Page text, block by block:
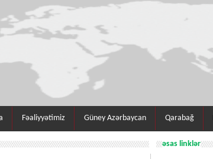
Fəaliyyətimiz Güney Azərbaycan Qarabağ
əsas linklər